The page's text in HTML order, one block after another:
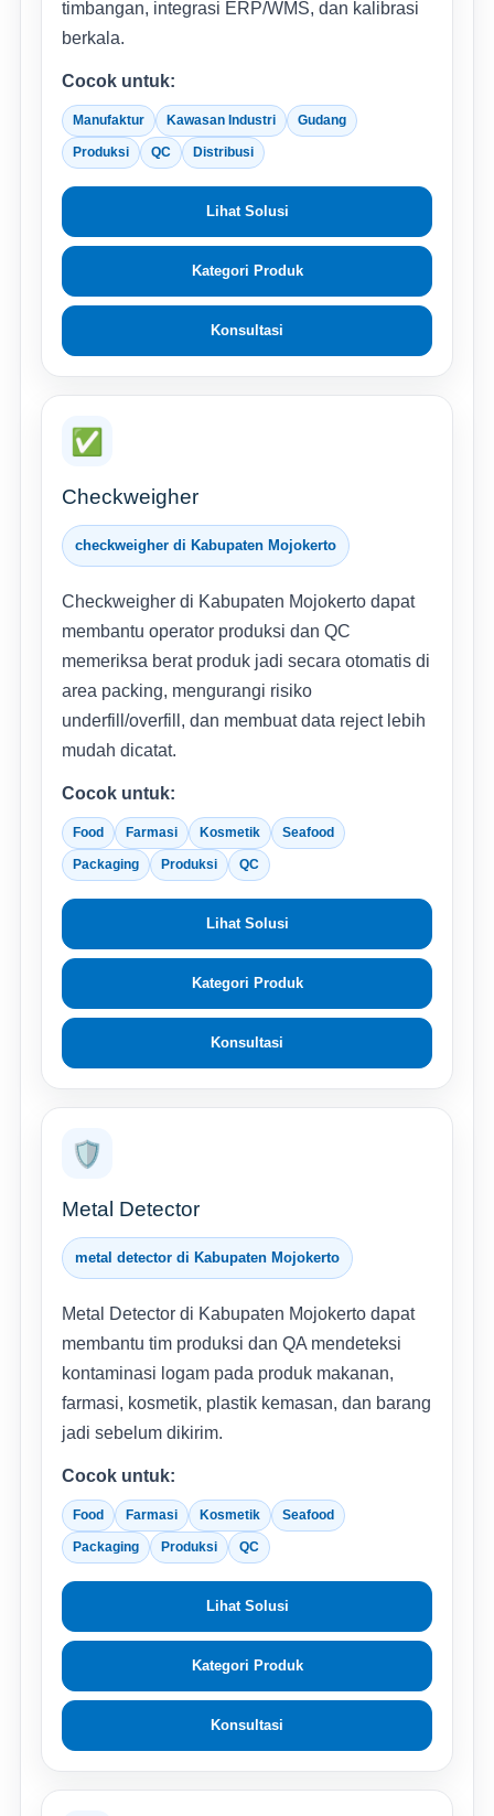
timbangan, integrasi ERP/WMS, dan kalibrasi
berkala.
Cocok untuk:
Manufaktur Kawasan Industri Gudang
Produksi QC Distribusi
Lihat Solusi
Kategori Produk
Konsultasi
✅
Checkweigher
checkweigher di Kabupaten Mojokerto
Checkweigher di Kabupaten Mojokerto dapat
membantu operator produksi dan QC
memeriksa berat produk jadi secara otomatis di
area packing, mengurangi risiko
underfill/overfill, dan membuat data reject lebih
mudah dicatat.
Cocok untuk:
Food Farmasi Kosmetik Seafood
Packaging Produksi QC
Lihat Solusi
Kategori Produk
Konsultasi
🛡️
Metal Detector
metal detector di Kabupaten Mojokerto
Metal Detector di Kabupaten Mojokerto dapat
membantu tim produksi dan QA mendeteksi
kontaminasi logam pada produk makanan,
farmasi, kosmetik, plastik kemasan, dan barang
jadi sebelum dikirim.
Cocok untuk:
Food Farmasi Kosmetik Seafood
Packaging Produksi QC
Lihat Solusi
Kategori Produk
Konsultasi